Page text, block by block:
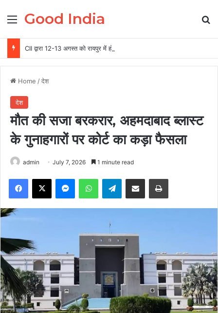
Menu
Good India
Home /देश
देश
मौत की सजा बरकरार, अहमदाबाद ब्लास्ट
के गुनाहगारों पर कोर्ट का कड़ा फैसला
admin July 7, 2026 1 minute read
Facebook
X MessengerWhatsAppTelegramShare via Email Print